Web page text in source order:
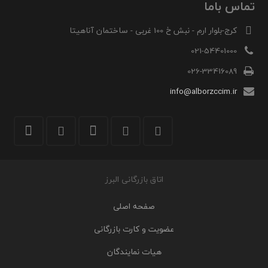
تماس باما
کرج-بلوار ارم - نبش خ 100 غربی - ساختمان آناهیتا
021-54401000
026-33416089
info@alborzccim.ir
اتاق بازرگانی البرز
صفحه اصلی
عضویت و کارت بازرگانی
هیات نمایندگان